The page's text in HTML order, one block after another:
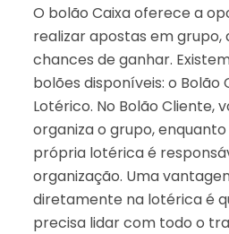
O bolão Caixa oferece a
realizar apostas em grupo,
chances de ganhar.
bolões disponíveis: o Bolão
Lotérico. No Bolão Cliente,
organiza o grupo,
própria lotérica é
organização. Uma
diretamente na lotérica é
precisa lidar com todo o